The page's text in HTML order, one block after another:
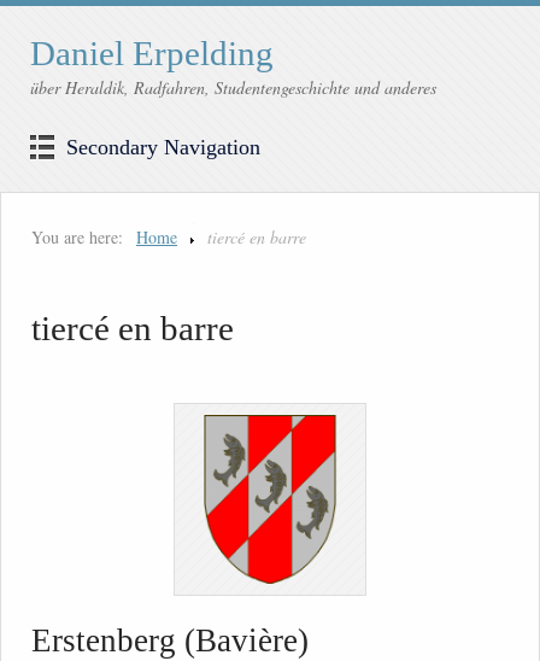
Daniel Erpelding
über Heraldik, Radfahren, Studentengeschichte und anderes
Secondary Navigation
You are here: Home tiercé en barre
tiercé en barre
Erstenberg (Bavière)